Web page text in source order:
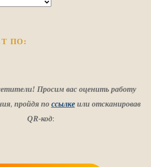
ПО:
Просим вас оценить работу
, пройдя по ссылкеили отсканировав
QR-код: